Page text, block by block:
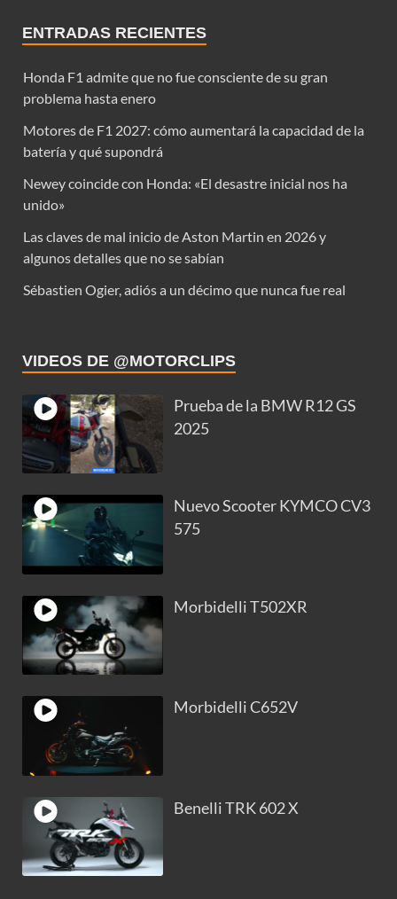
ENTRADAS RECIENTES
Honda F1 admite que no fue consciente de su gran
problema hasta enero
Motores de F1 2027: cómo aumentará la capacidad de la
batería y qué supondrá
Newey coincide con Honda: «El desastre inicial nos ha
unido»
Las claves de mal inicio de Aston Martin en 2026 y
algunos detalles que no se sabían
Sébastien Ogier, adiós a un décimo que nunca fue real
VIDEOS DE @MOTORCLIPS
Prueba de la BMW R12 GS
2025
Nuevo Scooter KYMCO CV3
575
Morbidelli T502XR
Morbidelli C652V
Benelli TRK 602 X